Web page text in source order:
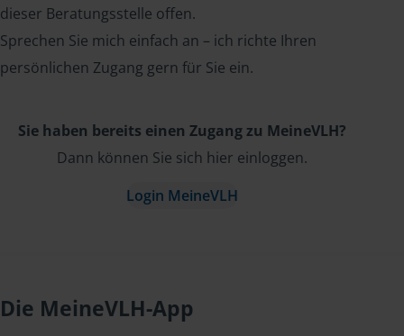
dieser Beratungsstelle offen.
Sprechen Sie mich einfach an – ich richte Ihren
persönlichen Zugang gern für Sie ein.
Sie haben bereits einen Zugang zu MeineVLH?
Dann können Sie sich hier einloggen.
Login MeineVLH
Die MeineVLH-App